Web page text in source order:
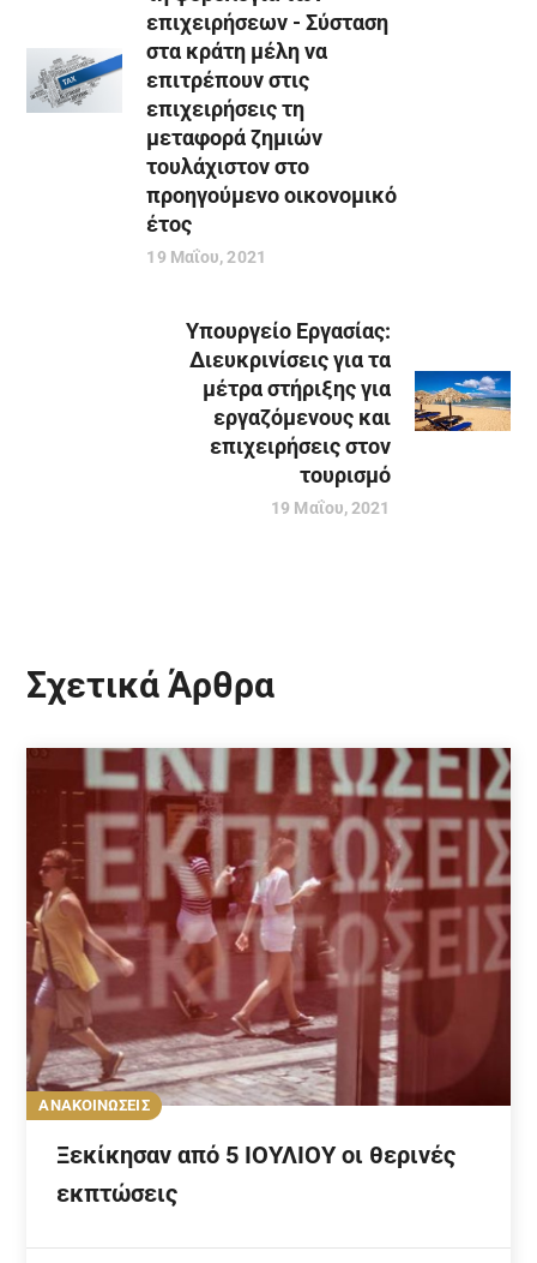
επιχειρήσεων - Σύσταση
στα κράτη μέλη να
επιτρέπουν στις
επιχειρήσεις τη
μεταφορά ζημιών
τουλάχιστον στο
προηγούμενο οικονομικό
έτος
19 Μαΐου, 2021
Υπουργείο Εργασίας:
Διευκρινίσεις για τα
μέτρα στήριξης για
εργαζόμενους και
επιχειρήσεις στον
τουρισμό
19 Μαΐου, 2021
Σχετικά Άρθρα
ΑΝΑΚΟΙΝΩΣΕΙΣ
Ξεκίκησαν από 5 ΙΟΥΛΙΟΥ οι θερινές
εκπτώσεις